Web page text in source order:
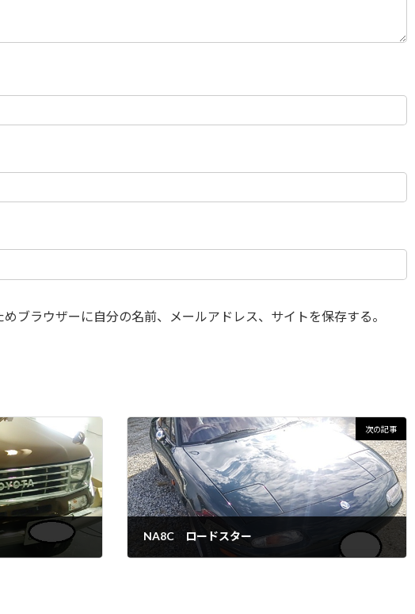
ブラウザーに自分の名前、メールアドレス、サイトを保存する。
次の記事
NA8C ロードスター